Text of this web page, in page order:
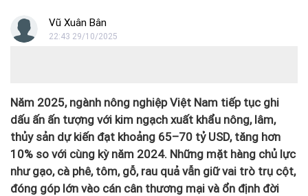
Vũ Xuân Bân
22:43 29/10/2025
Năm 2025, ngành nông nghiệp Việt Nam tiếp tục ghi
dấu ấn ấn tượng với kim ngạch xuất khẩu nông, lâm,
thủy sản dự kiến đạt khoảng 65–70 tỷ USD, tăng hơn
10% so với cùng kỳ năm 2024. Những mặt hàng chủ lực
như gạo, cà phê, tôm, gỗ, rau quả vẫn giữ vai trò trụ cột,
đóng góp lớn vào cán cân thương mại và ổn định đời